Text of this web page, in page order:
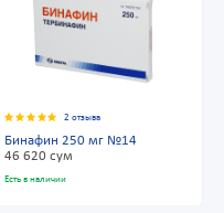
2 отзыва
Бинафин 250 мг №14
46 620 сум
Есть в наличии